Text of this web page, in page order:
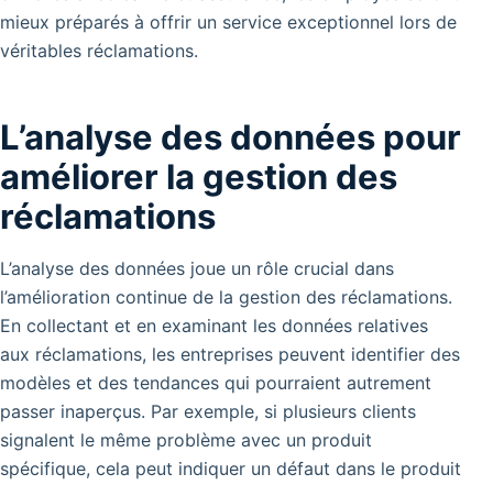
mieux préparés à offrir un service exceptionnel lors de
véritables réclamations.
L’analyse des données pour
améliorer la gestion des
réclamations
L’analyse des données joue un rôle crucial dans
l’amélioration continue de la gestion des réclamations.
En collectant et en examinant les données relatives
aux réclamations, les entreprises peuvent identifier des
modèles et des tendances qui pourraient autrement
passer inaperçus. Par exemple, si plusieurs clients
signalent le même problème avec un produit
spécifique, cela peut indiquer un défaut dans le produit